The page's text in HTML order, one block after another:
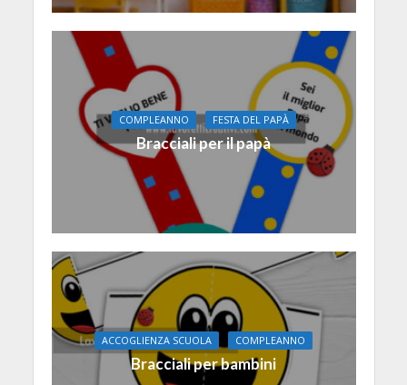
COMPLEANNO FESTA DEL PAPÀ
Bracciali per il papà
ACCOGLIENZA SCUOLA COMPLEANNO
Bracciali per bambini